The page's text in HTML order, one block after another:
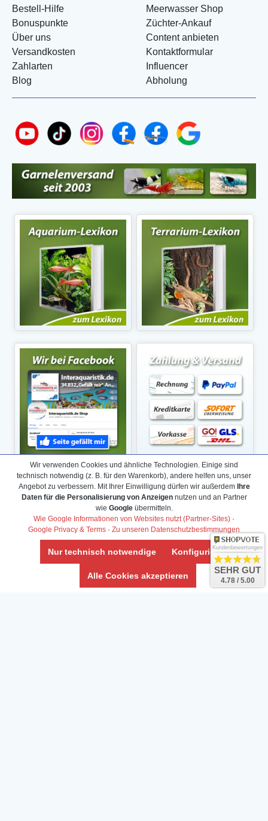
Bestell-Hilfe
Bonuspunkte
Über uns
Versandkosten
Zahlarten
Blog
Meerwasser Shop
Züchter-Ankauf
Content anbieten
Kontaktformular
Influencer
Abholung
Wir verwenden Cookies und ähnliche Technologien. Einige sind
technisch notwendig (z. B. für den Warenkorb), andere helfen uns, unser
Angebot zu verbessern. Mit Ihrer Einwilligung dürfen wir außerdem Ihre
Daten für die Personalisierung von Anzeigennutzen und an Partner
wie Googleübermitteln.
Wie Google Informationen von Websites nutzt (Partner-Sites) ·
Google Privacy & Terms · Zu unseren Datenschutzbestimmungen
Nur technisch notwendige Konfigurieren
Alle Cookies akzeptieren
Kundenbewertungen
SEHR GUT
4.78 / 5.00